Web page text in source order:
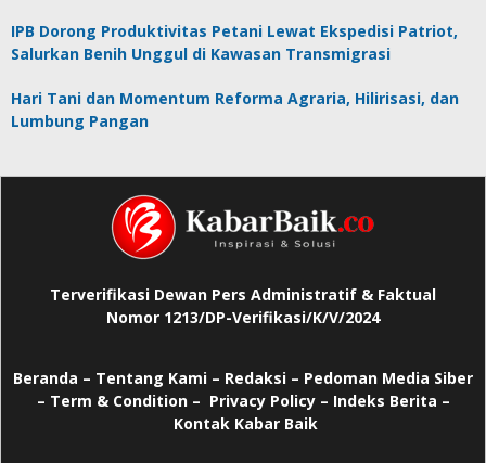
IPB Dorong Produktivitas Petani Lewat Ekspedisi Patriot,
Salurkan Benih Unggul di Kawasan Transmigrasi
Hari Tani dan Momentum Reforma Agraria, Hilirisasi, dan
Lumbung Pangan
Terverifikasi Dewan Pers Administratif & Faktual
Nomor 1213/DP-Verifikasi/K/V/2024
Beranda – Tentang Kami – Redaksi – Pedoman Media Siber
– Term & Condition – Privacy Policy– Indeks Berita –
Kontak Kabar Baik